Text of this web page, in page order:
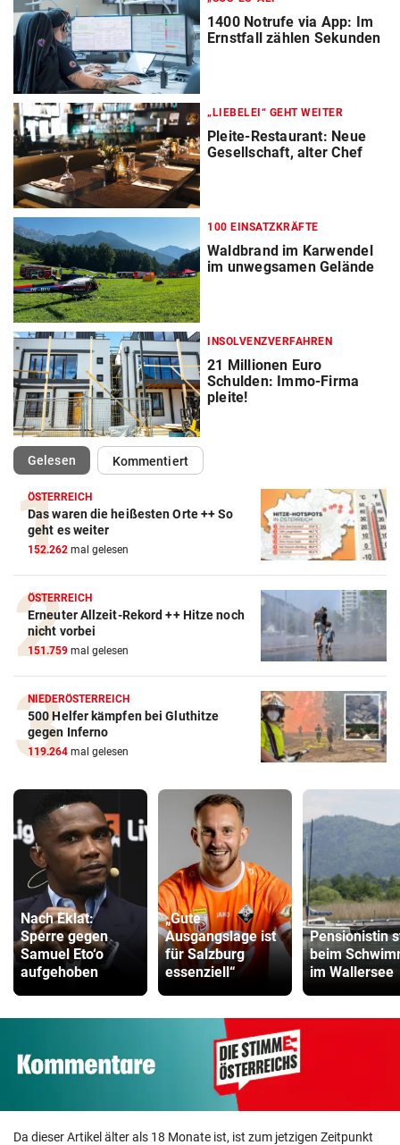
1400 Notrufe via App: Im
Ernstfall zählen Sekunden
„LIEBELEI“ GEHT WEITER
Pleite-Restaurant: Neue
Gesellschaft, alter Chef
100 EINSATZKRÄFTE
Waldbrand im Karwendel
im unwegsamen Gelände
INSOLVENZVERFAHREN
21 Millionen Euro
Schulden: Immo-Firma
pleite!
Gelesen(ausgewählt)Kommentiert
ÖSTERREICH
Das waren die heißesten Orte ++ So
geht es weiter
152.262 mal gelesen
ÖSTERREICH
Erneuter Allzeit-Rekord ++ Hitze noch
nicht vorbei
151.759 mal gelesen
NIEDERÖSTERREICH
500 Helfer kämpfen bei Gluthitze
gegen Inferno
119.264 mal gelesen
Nach Eklat:
Sperre gegen
Samuel Eto‘o
aufgehoben
„Gute
Ausgangslage ist
für Salzburg
essenziell“
Pensionistin
beim
im Wallersee
Da dieser Artikel älter als 18 Monate ist, ist zum jetzigen Zeitpunkt